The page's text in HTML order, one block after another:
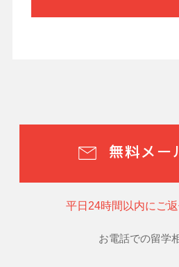
無料メー
平日24時間以内にご
お電話での留学